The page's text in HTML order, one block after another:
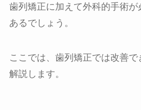
歯列矯正に加えて外科的手術が
あるでしょう。
ここでは、歯列矯正では改善
解説します。